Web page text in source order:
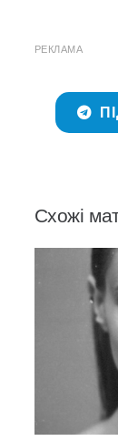
РЕКЛАМА
Схожі